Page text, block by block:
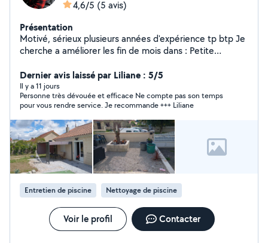
4,6/5 (5 avis)
Présentation
Motivé, sérieux plusieurs années d'expérience tp btp Je
cherche a améliorer les fin de mois dans : Petite
terrasse, nettoyage gouttière, nettoyage monument
funéraire, débouchage évacuation (wc, évier)tout les
petits travaux de maison également ne pas hésiter à me
contacter
Dernier avis laissé par Liliane : 5/5
Il y a 11 jours
Personne très dévouée et efficace Ne compte pas son temps
pour vous rendre service. Je recommande +++ Liliane
Entretien de piscine Nettoyage de piscine
Voir le profil Contacter